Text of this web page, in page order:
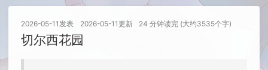
2026-05-11发表 2026-05-11更新 24 分钟读完 (大约3535个字)
切尔西花园